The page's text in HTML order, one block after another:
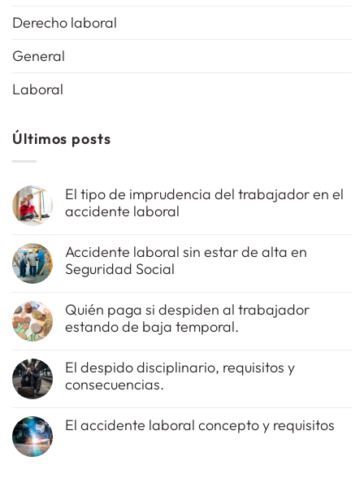
Derecho laboral
General
Laboral
Últimos posts
El tipo de imprudencia del trabajador en el
accidente laboral
comentarios
en
El
de
imprudencia
del
el
accidente
laboral
Accidente laboral sin estar de alta en
Seguridad Social
comentarios
en
Accidente
sin
estar
de
Seguridad
Social
Quién paga si despiden al trabajador
estando de baja temporal.
comentarios
en
Quién
si
despiden
El despido disciplinario, requisitos y
consecuencias.
comentarios
El accidente laboral concepto y requisitos